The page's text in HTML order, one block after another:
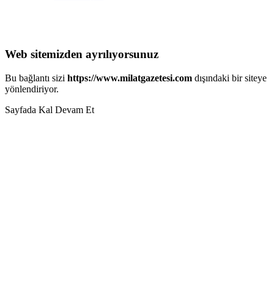
Web sitemizden ayrılıyorsunuz
Bu bağlantı sizi https://www.milatgazetesi.com dışındaki bir siteye
yönlendiriyor.
Sayfada Kal Devam Et